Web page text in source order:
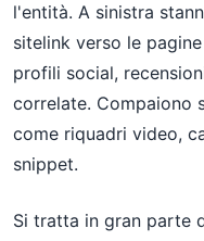
l'entità. A sinistra
sitelink verso le
profili social,
correlate. Compaiono
come riquadri video,
snippet.
Si tratta in gran parte